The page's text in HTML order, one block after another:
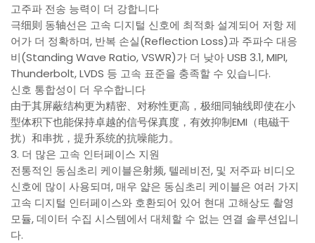
고주파 전송 능력이 더 강합니다
극细则 동轴선은 고속 디지털 신호에 최적화 설계되어 저항 제
어가 더 정확하며, 반복 손실(Reflection Loss)과 주파수 대응
비(Standing Wave Ratio, VSWR)가 더 낮아 USB 3.1, MIPI,
Thunderbolt, LVDS 등 고속 표준을 충족할 수 있습니다.
신호 통합성이 더 우수합니다
由于其屏蔽结构更为精密、对称性更高，极细同轴线即使在小
型体积下也能保持卓越的信号保真度，有效抑制EMI（电磁干
扰）和串扰，提升系统的抗噪能力。
3. 더 많은 고속 인터페이스 지원
전통적인 동심초리 케이블은射频, 텔레비전, 및 저주파 비디오
신호에 많이 사용되며, 매우 얇은 동심초리 케이블은 여러 가지
고속 디지털 인터페이스와 호환되어 있어 현대 고해상도 촬영
모듈, 데이터 수집 시스템에서 대체할 수 없는 연결 솔루션입니
다.